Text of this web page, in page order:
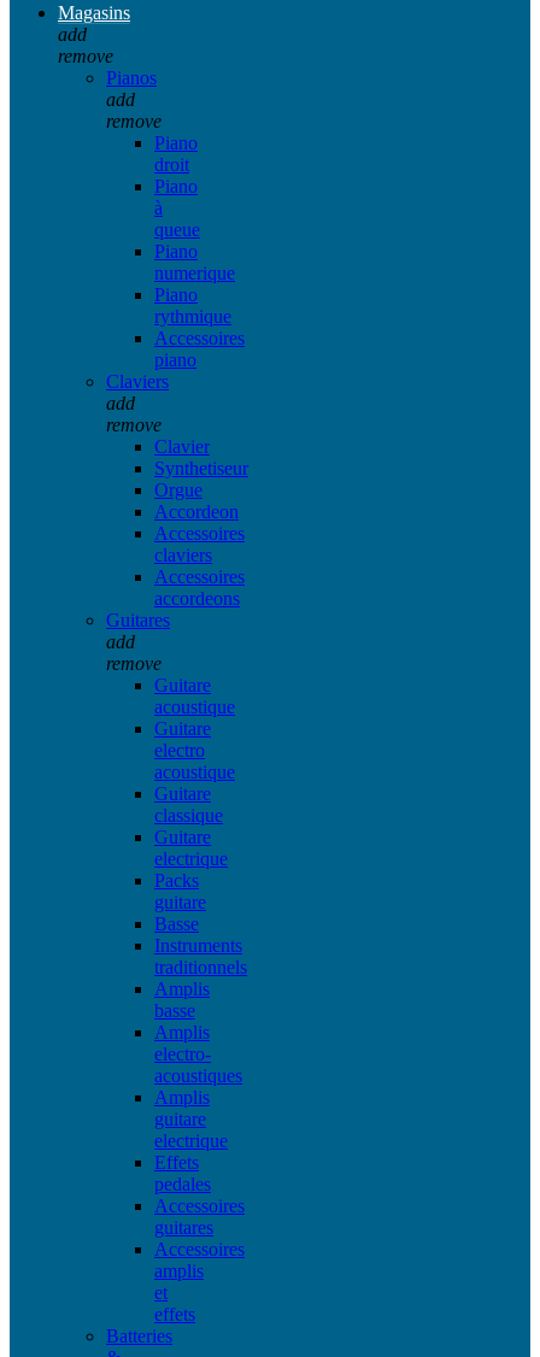
Magasins
add
remove
Pianos
add
remove
Piano
droit
Piano
à
queue
Piano
numerique
Piano
rythmique
Accessoires
piano
Claviers
add
remove
Clavier
Synthetiseur
Orgue
Accordeon
Accessoires
claviers
Accessoires
accordeons
Guitares
add
remove
Guitare
acoustique
Guitare
electro
acoustique
Guitare
classique
Guitare
electrique
Packs
guitare
Basse
Instruments
traditionnels
Amplis
basse
Amplis
electro-
acoustiques
Amplis
guitare
electrique
Effets
pedales
Accessoires
guitares
Accessoires
amplis
et
effets
Batteries